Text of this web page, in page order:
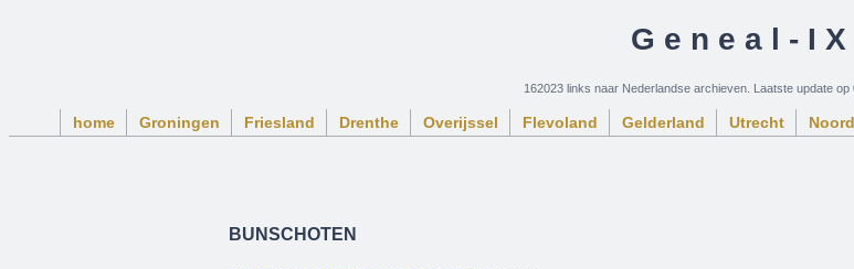
Geneal-IX
162023 links naar Nederlandse archieven. Laatste update op
home Groningen Friesland Drenthe Overijssel Flevoland Gelderland Utrecht
BUNSCHOTEN